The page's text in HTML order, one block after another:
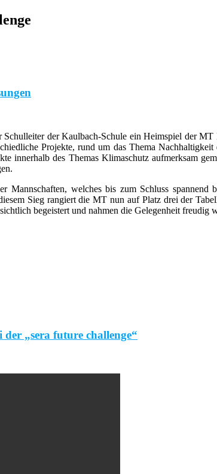
der Kaulbach-Schule ein Heimspiel der
Projekte, rund um das Thema
innerhalb des Themas Klimaschutz aufmerksam
Mannschaften, welches bis zum Schluss
Sieg rangiert die MT nun auf Platz drei der
begeistert und nahmen die Gelegenheit freudig
„sera future challenge“